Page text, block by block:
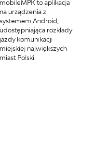
mobileMPK to aplikacja
na urządzenia z
systemem Android,
udostępniająca rozkłady
jazdy komunikacji
miejskiej największych
miast Polski.